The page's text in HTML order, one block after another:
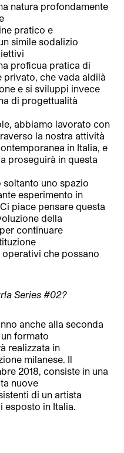
natura profondamente
pratico e
simile sodalizio
proficua pratica di
che vada aldilà
e si sviluppi invece
di progettualità
abbiamo lavorato con
la nostra attività
in Italia, e
proseguirà in questa
soltanto uno spazio
esperimento in
piace pensare questa
della
continuare
operativi che possano
Series #02?
anche alla seconda
formato
realizzata in
milanese. Il
2018, consiste in una
nuove
di un artista
esposto in Italia.